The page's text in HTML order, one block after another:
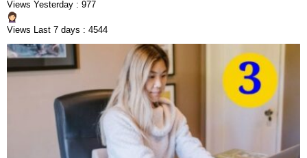
Views Yesterday : 977
Views Last 7 days : 4544